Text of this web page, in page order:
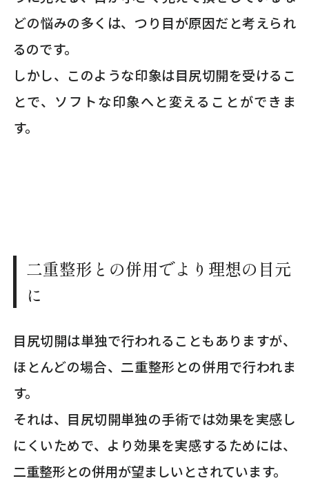
どの悩みの多くは、つり目が原因だと考えられ
るのです。
しかし、このような印象は目尻切開を受けるこ
とで、ソフトな印象へと変えることができま
す。
二重整形との併用でより理想の目元
に
目尻切開は単独で行われることもありますが、
ほとんどの場合、二重整形との併用で行われま
す。
それは、目尻切開単独の手術では効果を実感し
にくいためで、より効果を実感するためには、
二重整形との併用が望ましいとされています。